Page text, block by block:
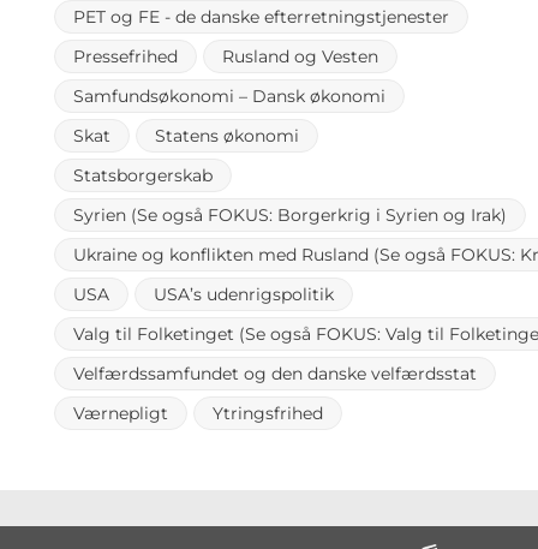
PET og FE - de danske efterretningstjenester
Pressefrihed
Rusland og Vesten
Samfundsøkonomi – Dansk økonomi
Skat
Statens økonomi
Statsborgerskab
Syrien (Se også FOKUS: Borgerkrig i Syrien og Irak)
Ukraine og konflikten med Rusland (Se også FOKUS:
USA
USA’s udenrigspolitik
Valg til Folketinget (Se også FOKUS: Valg til
Velfærdssamfundet og den danske velfærdsstat
Værnepligt
Ytringsfrihed